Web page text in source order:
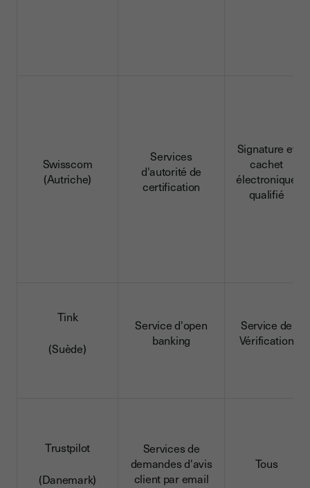
Swisscom
(Autriche)
Services
d'autorité de
certification
Signature et
cachet
électronique
qualifié
Tink
(Suède)
Service d'open
banking
Service de
Vérification
Trustpilot
(Danemark)
Services de
demandes d'avis
client par email
Tous